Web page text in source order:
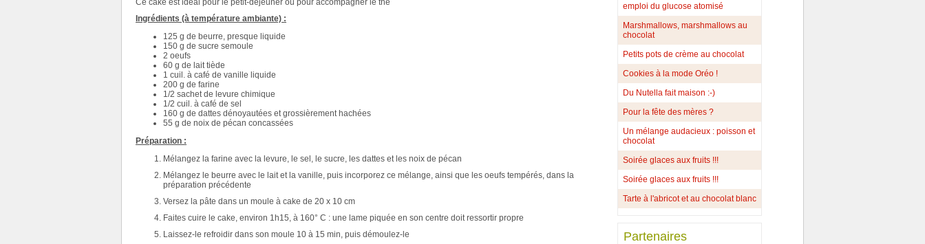
Ce cake est idéal pour le petit-déjeuner ou pour accompagner le thé
Ingrédients (à température ambiante) :
125 g de beurre, presque liquide
150 g de sucre semoule
2 oeufs
60 g de lait tiède
1 cuil. à café de vanille liquide
200 g de farine
1/2 sachet de levure chimique
1/2 cuil. à café de sel
160 g de dattes dénoyautées et grossièrement hachées
55 g de noix de pécan concassées
Préparation :
Mélangez la farine avec la levure, le sel, le sucre, les dattes et les noix de pécan
Mélangez le beurre avec le lait et la vanille, puis incorporez ce mélange, ainsi que les oeufs tempérés, dans la
préparation précédente
Versez la pâte dans un moule à cake de 20 x 10 cm
Faites cuire le cake, environ 1h15, à 160° C : une lame piquée en son centre doit ressortir propre
Laissez-le refroidir dans son moule 10 à 15 min, puis démoulez-le
emploi du glucose atomisé
Marshmallows, marshmallows au
chocolat
Petits pots de crème au chocolat
Cookies à la mode Oréo !
Du Nutella fait maison :-)
Pour la fête des mères ?
Un mélange audacieux : poisson et
chocolat
Soirée glaces aux fruits !!!
Soirée glaces aux fruits !!!
Tarte à l'abricot et au chocolat blanc
Partenaires